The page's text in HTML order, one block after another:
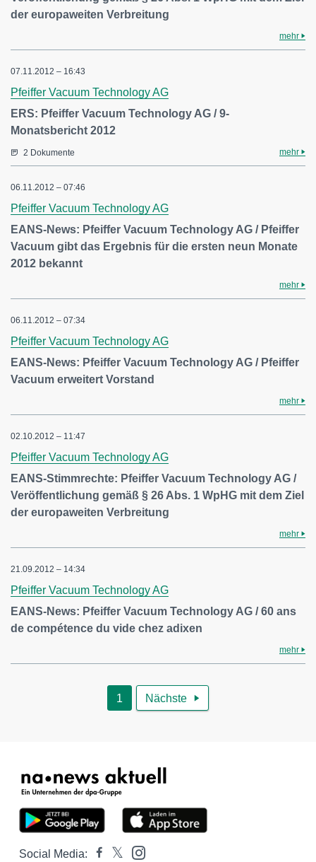
der europaweiten Verbreitung
mehr
07.11.2012 – 16:43
Pfeiffer Vacuum Technology AG
ERS: Pfeiffer Vacuum Technology AG / 9-
Monatsbericht 2012
2 Dokumente mehr
06.11.2012 – 07:46
Pfeiffer Vacuum Technology AG
EANS-News: Pfeiffer Vacuum Technology AG / Pfeiffer
Vacuum gibt das Ergebnis für die ersten neun Monate
2012 bekannt
mehr
06.11.2012 – 07:34
Pfeiffer Vacuum Technology AG
EANS-News: Pfeiffer Vacuum Technology AG / Pfeiffer
Vacuum erweitert Vorstand
mehr
02.10.2012 – 11:47
Pfeiffer Vacuum Technology AG
EANS-Stimmrechte: Pfeiffer Vacuum Technology AG /
Veröffentlichung gemäß § 26 Abs. 1 WpHG mit dem Ziel
der europaweiten Verbreitung
mehr
21.09.2012 – 14:34
Pfeiffer Vacuum Technology AG
EANS-News: Pfeiffer Vacuum Technology AG / 60 ans
de compétence du vide chez adixen
mehr
1 Nächste 
Social Media: